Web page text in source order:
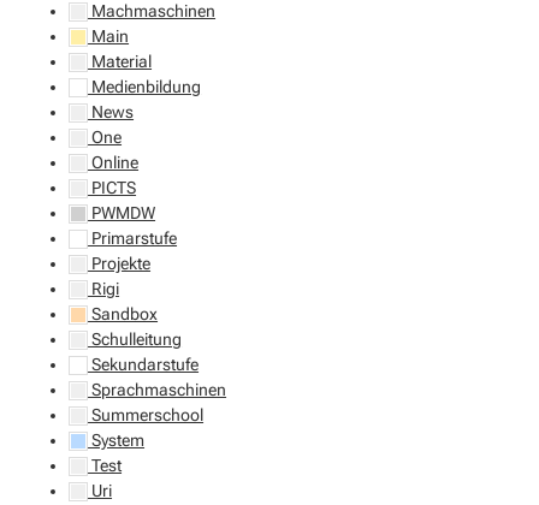
Machmaschinen
Main
Material
Medienbildung
News
One
Online
PICTS
PWMDW
Primarstufe
Projekte
Rigi
Sandbox
Schulleitung
Sekundarstufe
Sprachmaschinen
Summerschool
System
Test
Uri